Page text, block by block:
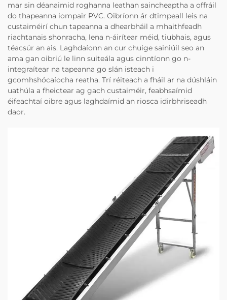
mar sin déanaimid roghanna leathan saincheaptha a offráil
do thapeanna iompair PVC. Oibríonn ár dtimpeall leis na
custaiméirí chun tapeanna a dhearbháil a mhaithfeadh
riachtanais shonracha, lena n-áirítear méid, tiubhais, agus
téacsúr an ais. Laghdaíonn an cur chuige sainiúil seo an
ama gan oibriú le linn suiteála agus cinntíonn go n-
integraítear na tapeanna go slán isteach i
gcomhshócaíocha reatha. Trí réiteach a fháil ar na dúshláin
uathúla a fheictear ag gach custaiméir, feabhsaímid
éifeachtaí oibre agus laghdaímid an riosca idirbhriseadh
daor.